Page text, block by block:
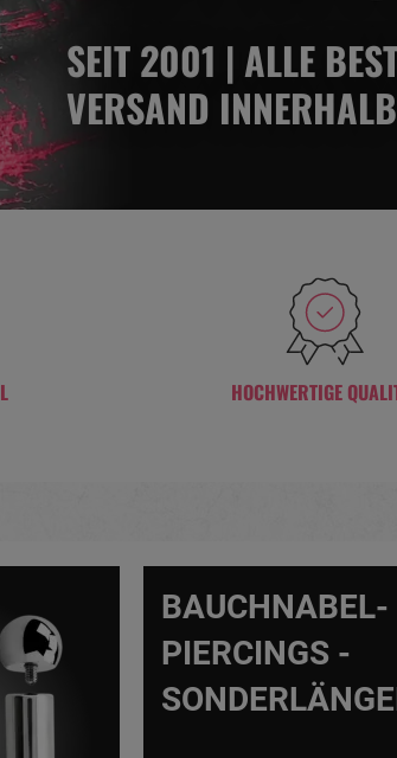
SEIT 2001 | ALLE
VERSAND
HOCHWERTIGE
BAUCHNABEL-
PIERCINGS -